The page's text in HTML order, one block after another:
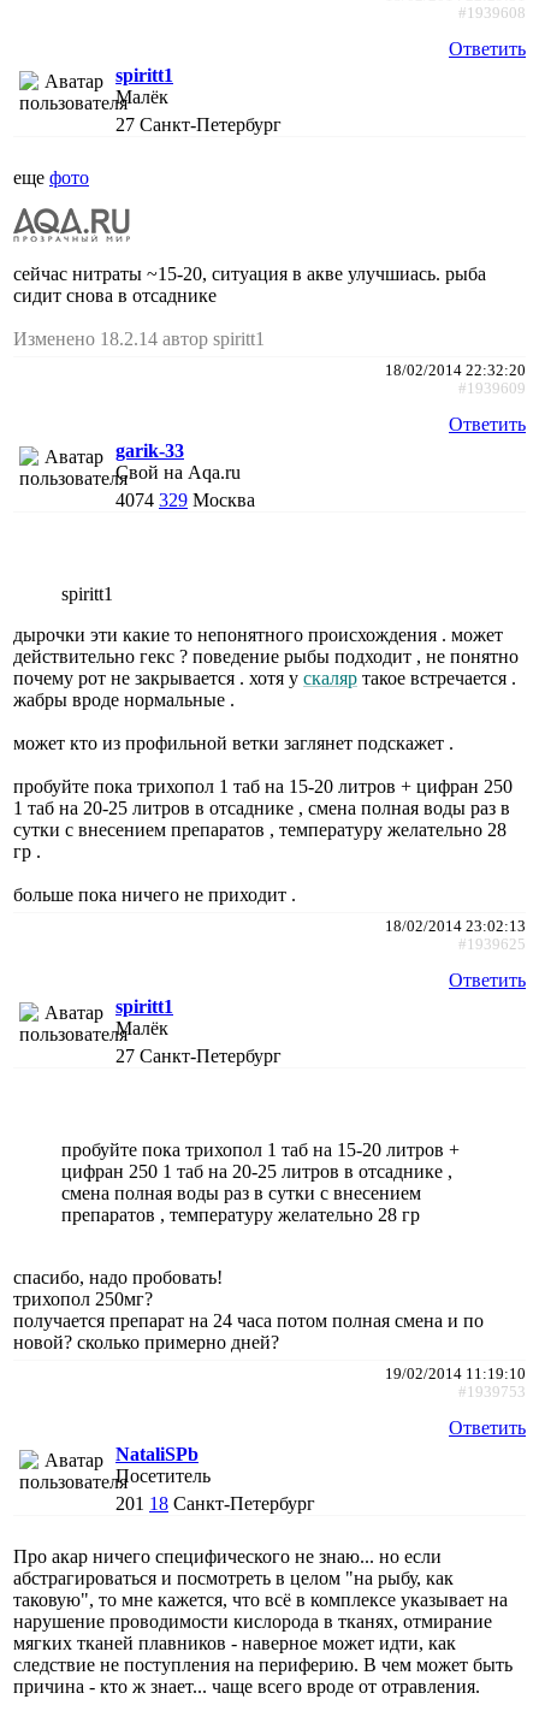
#1939608
Ответить
spiritt1
Малёк
27 Санкт-Петербург
еще фото
сейчас нитраты ~15-20, ситуация в акве улучшиась. рыба
сидит снова в отсаднике
Изменено 18.2.14 автор spiritt1
18/02/2014 22:32:20
#1939609
Ответить
garik-33
Свой на Aqa.ru
4074 329 Москва
spiritt1
дырочки эти какие то непонятного происхождения . может
действительно гекс ? поведение рыбы подходит , не понятно
почему рот не закрывается . хотя у скаляр такое встречается .
жабры вроде нормальные .
может кто из профильной ветки заглянет подскажет .
пробуйте пока трихопол 1 таб на 15-20 литров + цифран 250
1 таб на 20-25 литров в отсаднике , смена полная воды раз в
сутки с внесением препаратов , температуру желательно 28
гр .
больше пока ничего не приходит .
18/02/2014 23:02:13
#1939625
Ответить
spiritt1
Малёк
27 Санкт-Петербург
пробуйте пока трихопол 1 таб на 15-20 литров +
цифран 250 1 таб на 20-25 литров в отсаднике ,
смена полная воды раз в сутки с внесением
препаратов , температуру желательно 28 гр
спасибо, надо пробовать!
трихопол 250мг?
получается препарат на 24 часа потом полная смена и по
новой? сколько примерно дней?
19/02/2014 11:19:10
#1939753
Ответить
NataliSPb
Посетитель
201 18 Санкт-Петербург
Про акар ничего специфического не знаю... но если
абстрагироваться и посмотреть в целом "на рыбу, как
таковую", то мне кажется, что всё в комплексе указывает на
нарушение проводимости кислорода в тканях, отмирание
мягких тканей плавников - наверное может идти, как
следствие не поступления на периферию. В чем может быть
причина - кто ж знает... чаще всего вроде от отравления.